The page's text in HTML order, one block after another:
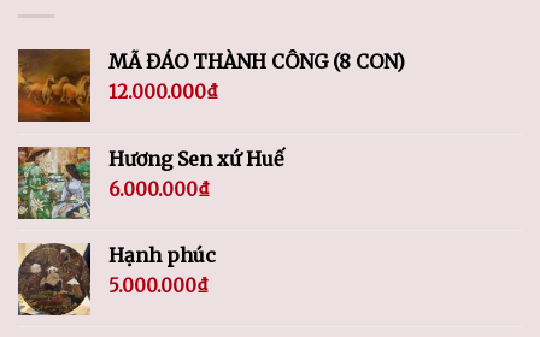
MÃ ĐÁO THÀNH CÔNG (8 CON)
12.000.000₫
Hương Sen xứ Huế
6.000.000₫
Hạnh phúc
5.000.000₫